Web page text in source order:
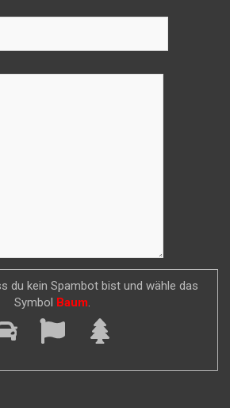
du kein Spambot bist und wähle das
Symbol
Baum.